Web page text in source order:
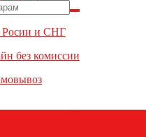
Росии и СНГ
без комиссии